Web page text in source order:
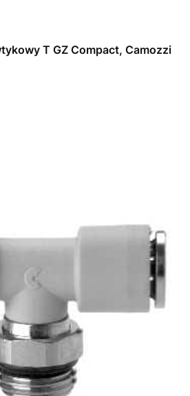
T GZ Compact, Camozzi